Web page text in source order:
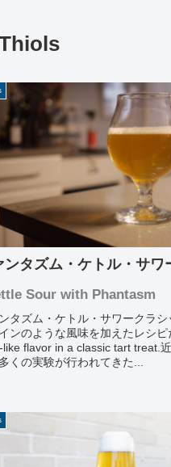
ンタズム・ケトル・サワ
Sour with Phantasm
タズム・ケトル・サワークラ
ンのような風味を加えたレシ
like flavor in a classic tart treat.
くの実験が行われてきた...